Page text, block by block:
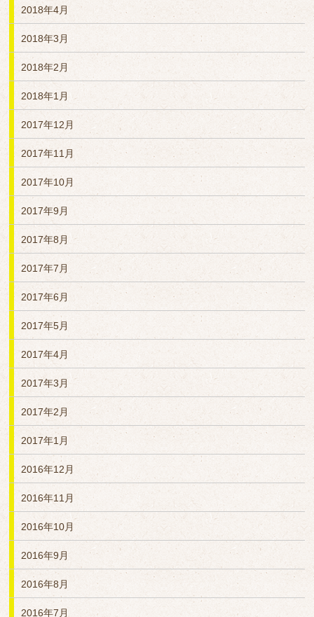
2018年4月
2018年3月
2018年2月
2018年1月
2017年12月
2017年11月
2017年10月
2017年9月
2017年8月
2017年7月
2017年6月
2017年5月
2017年4月
2017年3月
2017年2月
2017年1月
2016年12月
2016年11月
2016年10月
2016年9月
2016年8月
2016年7月